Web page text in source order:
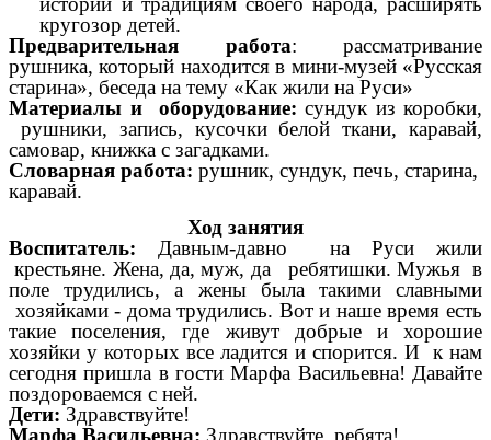
кругозор детей.
Предварительная работа: рассматривание
рушника, который находится в мини-музей «Русская
старина», беседа на тему «Как жили на Руси»
Материалы и оборудование: сундук из коробки,
рушники, запись, кусочки белой ткани, каравай,
самовар, книжка с загадками.
Словарная работа: рушник, сундук, печь, старина,
каравай.
Ход занятия
Воспитатель: Давным-давно на Руси жили
крестьяне. Жена, да, муж, да ребятишки. Мужья в
поле трудились, а жены была такими славными
хозяйками - дома трудились. Вот и наше время есть
такие поселения, где живут добрые и хорошие
хозяйки у которых все ладится и спорится. И к нам
сегодня пришла в гости Марфа Васильевна! Давайте
поздороваемся с ней.
Дети: Здравствуйте!